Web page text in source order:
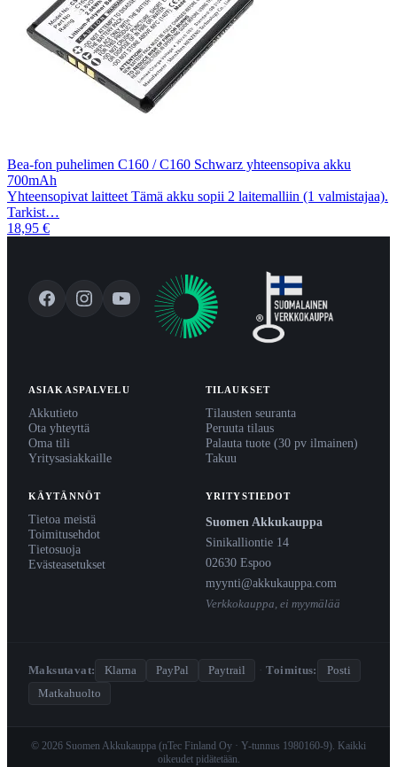
Bea-fon puhelimen C160 / C160 Schwarz yhteensopiva akku
700mAh
Yhteensopivat laitteet Tämä akku sopii 2 laitemalliin (1 valmistajaa).
Tarkist…
18,95 €
ASIAKASPALVELU
Akkutieto
Ota yhteyttä
Oma tili
Yritysasiakkaille
TILAUKSET
Tilausten seuranta
Peruuta tilaus
Palauta tuote (30 pv ilmainen)
Takuu
KÄYTÄNNÖT
Tietoa meistä
Toimitusehdot
Tietosuoja
Evästeasetukset
YRITYSTIEDOT
Suomen Akkukauppa
Sinikalliontie 14
02630 Espoo
myynti@akkukauppa.com
Verkkokauppa, ei myymälää
Maksutavat: Klarna PayPal Paytrail · Toimitus:
Posti
Matkahuolto
© 2026 Suomen Akkukauppa (nTec Finland Oy · Y-tunnus 1980160-9). Kaikki
oikeudet pidätetään.